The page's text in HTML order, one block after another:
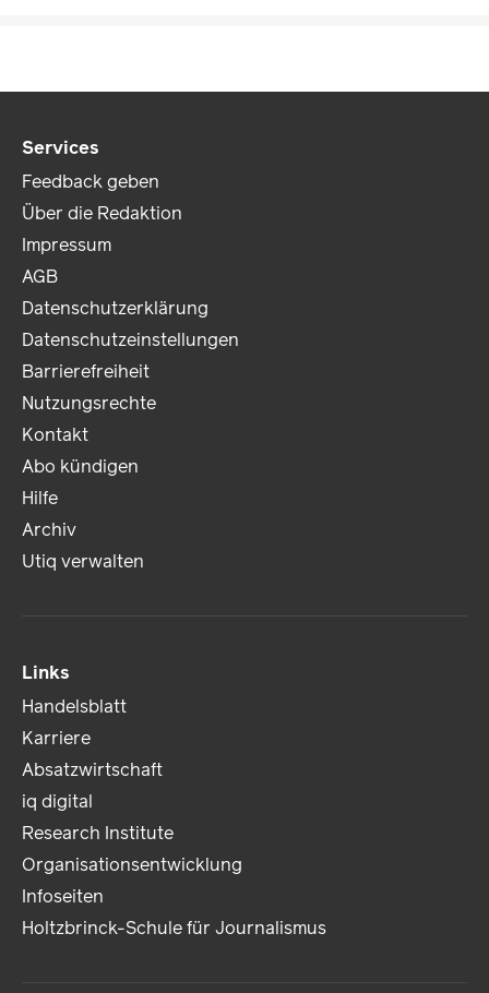
Services
Feedback geben
Über die Redaktion
Impressum
AGB
Datenschutzerklärung
Datenschutzeinstellungen
Barrierefreiheit
Nutzungsrechte
Kontakt
Abo kündigen
Hilfe
Archiv
Utiq verwalten
Links
Handelsblatt
Karriere
Absatzwirtschaft
iq digital
Research Institute
Organisationsentwicklung
Infoseiten
Holtzbrinck-Schule für Journalismus